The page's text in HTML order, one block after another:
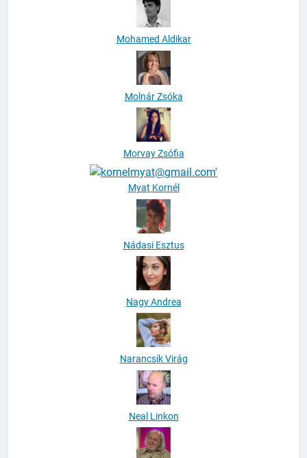
Mohamed Aldikar
Molnár Zsóka
Morvay Zsófia
Myat Kornél
Nádasi Esztus
Nagy Andrea
Narancsik Virág
Neal Linkon